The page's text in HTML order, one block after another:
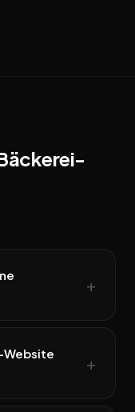
Website